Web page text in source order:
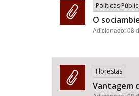
Políticas
O
Adicionado:08
Florestas
Vantagem